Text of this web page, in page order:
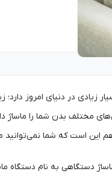
زیادی در دنیای امروز
مختلف بدن شما را ماساژ
این است که شما
دستگاهی به نام دستگاه